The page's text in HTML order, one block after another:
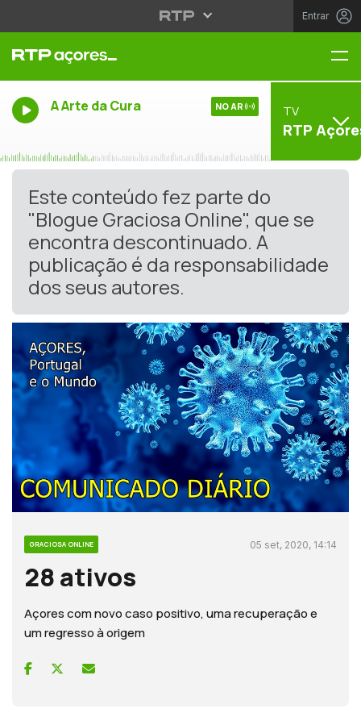
Entrar
A Arte da Cura NO AR TV
RTP
Este conteúdo fez parte do
"Blogue Graciosa Online", que se
encontra descontinuado. A
publicação é da responsabilidade
dos seus autores.
GRACIOSA ONLINE 05 set, 2020, 14:14
28 ativos
Açores com novo caso positivo, uma recuperação e
um regresso à origem